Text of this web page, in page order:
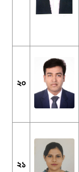
২০
২১